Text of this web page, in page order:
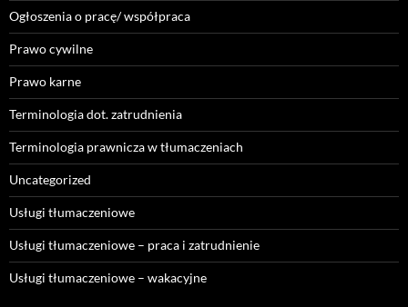
Ogłoszenia o pracę/ współpraca
Prawo cywilne
Prawo karne
Terminologia dot. zatrudnienia
Terminologia prawnicza w tłumaczeniach
Uncategorized
Usługi tłumaczeniowe
Usługi tłumaczeniowe – praca i zatrudnienie
Usługi tłumaczeniowe – wakacyjne